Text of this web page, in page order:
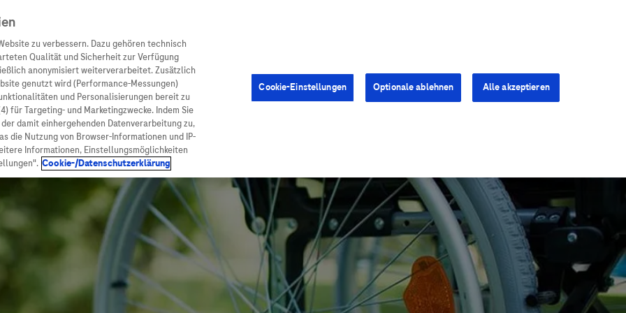
Arzneimittel
Arzneimittel
Arzneimittel A-Z
Roche Pipeline
Roche Fachportal
Diagnostik
zu verbessern. Dazu gehören technisch
Qualität und Sicherheit zur Verfügung
anonymisiert weiterverarbeitet. Zusätzlich
genutzt wird (Performance-Messungen)
und Personalisierungen bereit zu
für Targeting- und Marketingzwecke. Indem Sie
damit einhergehenden Datenverarbeitung zu,
die Nutzung von Browser-Informationen und IP-
Informationen, Einstellungsmöglichkeiten
Cookie-/Datenschutzerklärung
Cookie-Einstellungen Optionale ablehnen Alle akzeptieren